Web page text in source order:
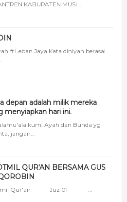
KABUPATEN MUSI...
# Leban Jaya Kata diniyah berasal
depan adalah milik mereka
menyiapkan hari ini.
Ayah dan Bunda yg
jangan...
QUR'AN BERSAMA GUS
Qur'an Juz 01 ...